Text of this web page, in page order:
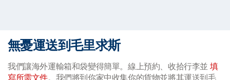
無憂運送到毛里求斯
我們讓海外運輸箱和袋變得簡單。線上預約、收拾行李並填